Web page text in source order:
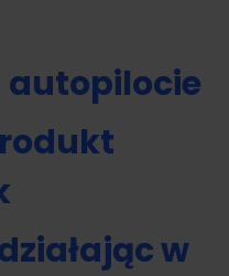
autopilocie
w